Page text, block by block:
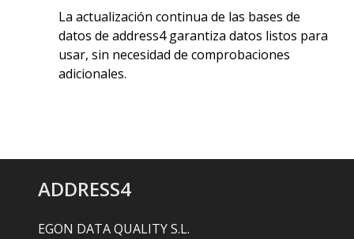
La actualización continua de las bases de
datos de address4 garantiza datos listos para
usar, sin necesidad de comprobaciones
adicionales.
ADDRESS4
EGON DATA QUALITY S.L.